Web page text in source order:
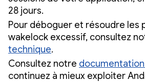
28 jours.
Pour déboguer et résoudre les
wakelock excessif, consultez
technique.
Consultez notre
continuez à mieux exploiter